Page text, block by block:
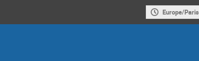
Europe/Paris